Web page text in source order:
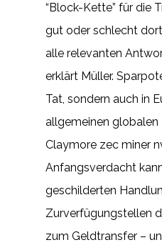
“Block-Kette” für die
gut oder schlecht
alle relevanten
erklärt Müller.
Tat, sondern auch in
allgemeinen globalen
Claymore zec miner
Anfangsverdacht
geschilderten
Zurverfügungstellen
zum Geldtransfer –